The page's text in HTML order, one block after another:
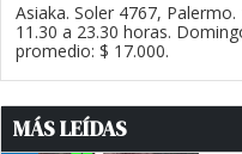
Asiaka. Soler 4767,
11.30 a 23.30 horas.
promedio: $ 17.000.
MÁS LEÍDAS